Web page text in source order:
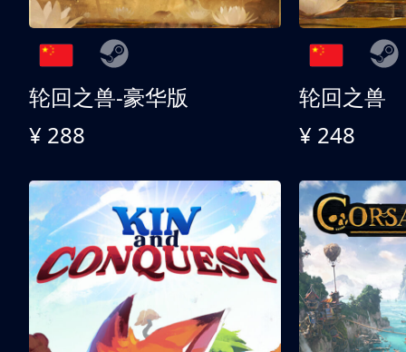
轮回之兽-豪华版
¥ 288
轮回之兽
¥ 248